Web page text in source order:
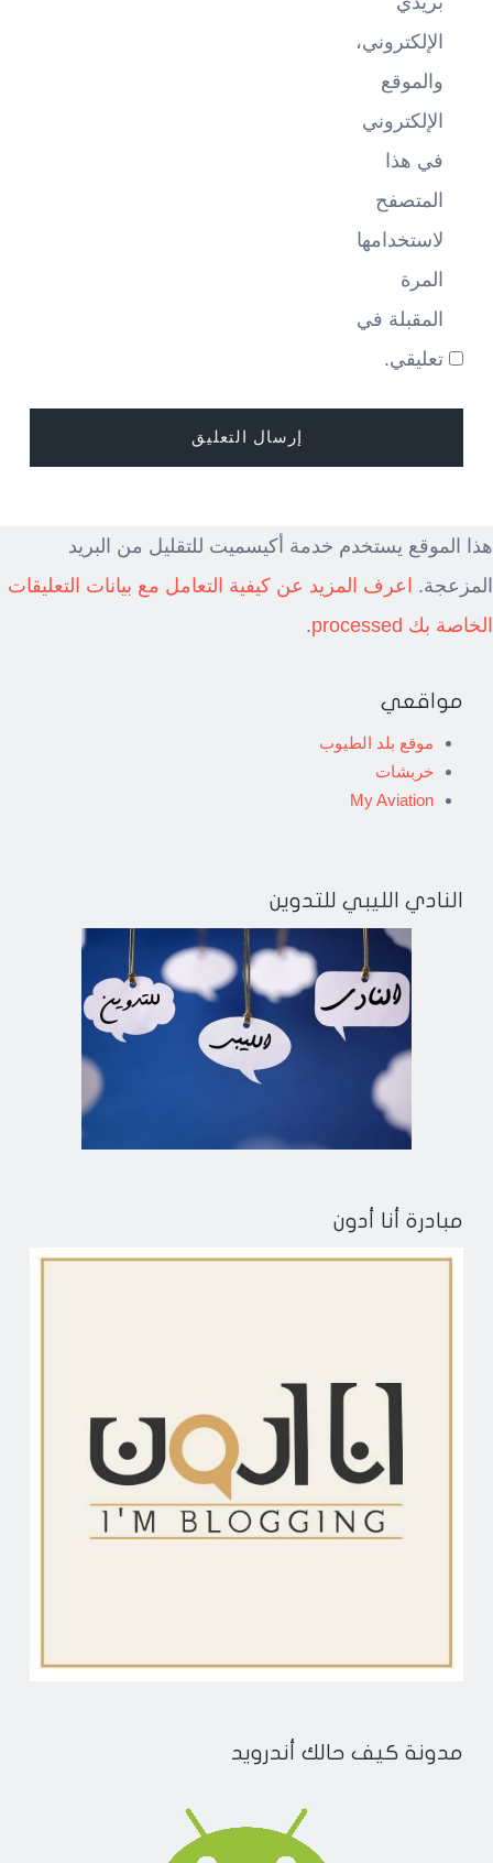
الإلكتروني،
والموقع
الإلكتروني
في هذا
المتصفح
لاستخدامها
المرة
المقبلة في
تعليقي.
هذا الموقع يستخدم خدمة أكيسميت للتقليل من البريد
المزعجة. اعرف المزيد عن كيفية التعامل مع بيانات التعليقات
الخاصة بك processed
.
مواقعي
موقع بلد الطيوب
خربشات
My Aviation
النادي الليبي للتدوين
مبادرة أنا أدون
مدونة كيف حالك أندرويد